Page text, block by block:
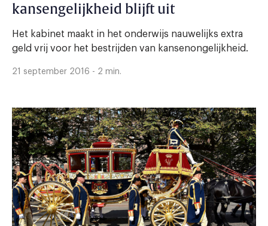
kansengelijkheid blijft uit
Het kabinet maakt in het onderwijs nauwelijks extra
geld vrij voor het bestrijden van kansenongelijkheid.
21 september 2016 - 2 min.